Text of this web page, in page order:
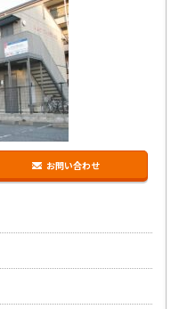
お問い合わせ